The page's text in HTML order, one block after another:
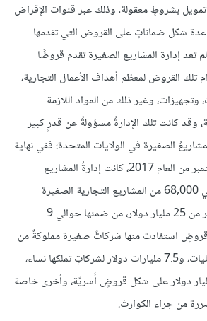
بشروطٍ معقولة، وذلك عبر قنوات الإقراض
شكل ضماناتٍ على القروض التي تقدمها
إدارة المشاريع الصغيرة تقدم قروضًا
القروض لمعظم أهداف الأعمال التجارية،
وغير ذلك من المواد اللازمة
وقد كانت تلك الإدارةُ مسؤولةً عن قدرٍ كبير
الصغيرة في الولايات المتحدة؛ ففي نهاية
السنة المالية في 30 سبتمبر من العام 2017، كانت إدارةُ المشاريع
الصغيرة قد دعمت حوالي 68,000 من المشاريع التجارية الصغيرة
بقروضٍ بلغت قيمتُها أكثر من 25 مليار دولار، من ضمنها حوالي 9
استفادت منها شركاتٌ صغيرة مملوكةٌ من
قبل أفراد منتمين إلى أقليات، و7.5 مليارات دولار لشركاتٍ تملكها نساء،
قدَّمت حوالي 1.7 مليار دولار على شكل قروضٍ أُسريّة، وأخرى خاصة
من جراء الكوارث.